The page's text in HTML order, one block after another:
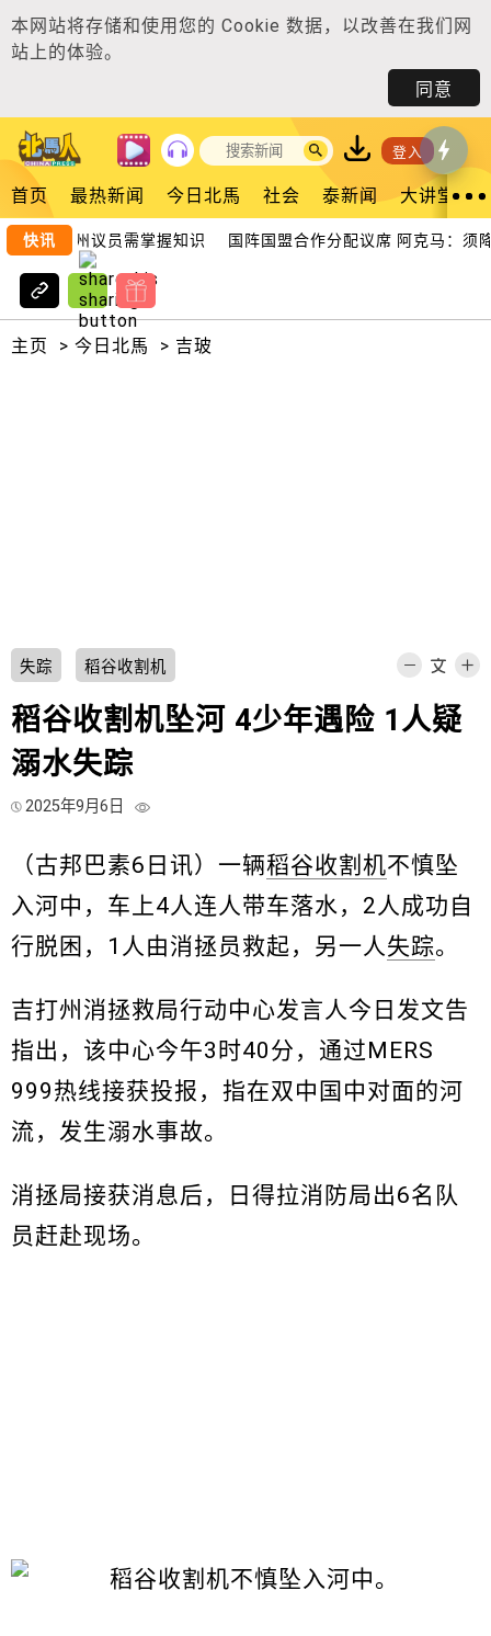
本网站将存储和使用您的 Cookie 数据，以改善在我们网
站上的体验。
同意
登入
首页 最热新闻 今日北馬 社会 泰新闻 大讲堂
快讯
：国州议员需掌握知识 国阵国盟合作分配议席 阿克马：须降
主页 > 今日北馬 > 吉玻
失踪 稻谷收割机
稻谷收割机坠河 4少年遇险 1人疑
溺水失踪
2025年9月6日
（古邦巴素6日讯）一辆稻谷收割机不慎坠
入河中，车上4人连人带车落水，2人成功自
行脱困，1人由消拯员救起，另一人失踪。
吉打州消拯救局行动中心发言人今日发文告
指出，该中心今午3时40分，通过MERS
999热线接获投报，指在双中国中对面的河
流，发生溺水事故。
消拯局接获消息后，日得拉消防局出6名队
员赶赴现场。